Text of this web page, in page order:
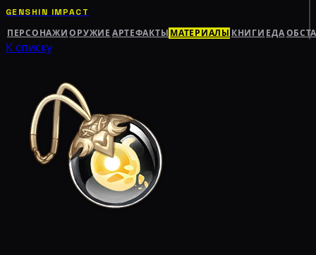
GENSHIN IMPACT
ПЕРСОНАЖИ ОРУЖИЕ АРТЕФАКТЫ МАТЕРИАЛЫ КНИГИ ЕДА
К списку